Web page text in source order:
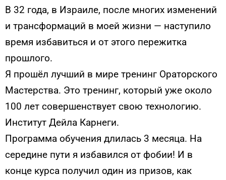
В 32 года, в Израиле, после многих изменений
и трансформаций в моей жизни — наступило
время избавиться и от этого пережитка
прошлого.
Я прошёл лучший в мире тренинг Ораторского
Мастерства. Это тренинг, который уже около
100 лет совершенствует свою технологию.
Институт Дейла Карнеги.
Программа обучения длилась 3 месяца. На
середине пути я избавился от фобии! И в
конце курса получил один из призов, как